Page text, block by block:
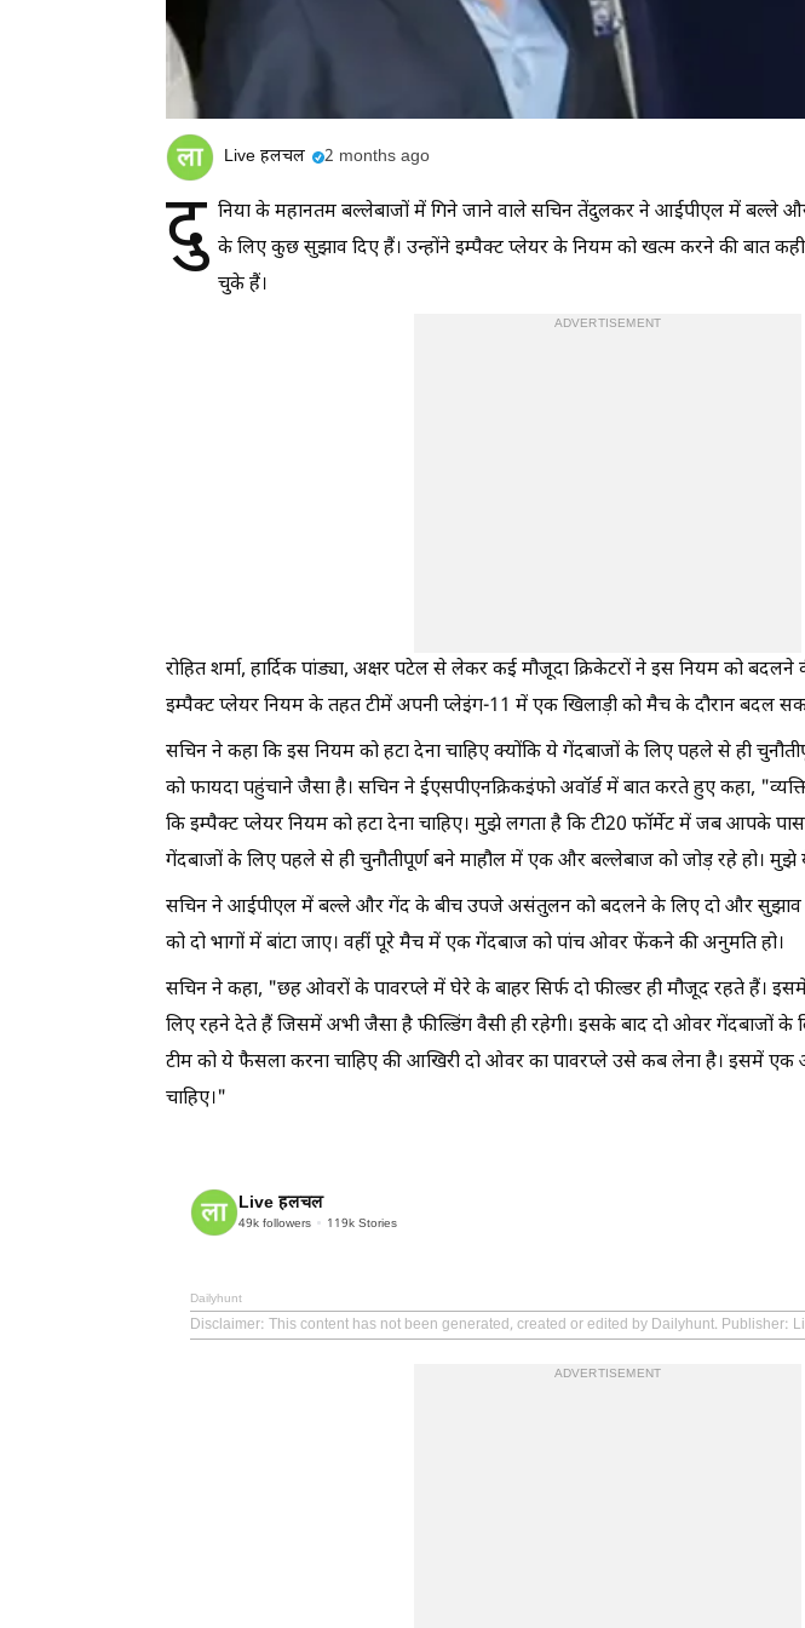
Live हलचल 2 months ago
दु निया के महानतम बल्लेबाजों में गिने जाने वाले सचिन तेंदुलकर ने आईपीएल में बल्ले और
के लिए कुछ सुझाव दिए हैं। उन्होंने इम्पैक्ट प्लेयर के नियम को खत्म करने की बात
चुके हैं।
ADVERTISEMENT
रोहित शर्मा, हार्दिक पांड्या, अक्षर पटेल से लेकर कई मौजूदा क्रिकेटरों ने इस नियम को
इम्पैक्ट प्लेयर नियम के तहत टीमें अपनी प्लेइंग-11 में एक खिलाड़ी को मैच के दौरान बदल
सचिन ने कहा कि इस नियम को हटा देना चाहिए क्योंकि ये गेंदबाजों के लिए पहले से ही
को फायदा पहुंचाने जैसा है। सचिन ने ईएसपीएनक्रिकइंफो अवॉर्ड में बात करते हुए कहा,
कि इम्पैक्ट प्लेयर नियम को हटा देना चाहिए। मुझे लगता है कि टी20 फॉर्मेट में जब आपके
गेंदबाजों के लिए पहले से ही चुनौतीपूर्ण बने माहौल में एक और बल्लेबाज को जोड़ रहे हो।
सचिन ने आईपीएल में बल्ले और गेंद के बीच उपजे असंतुलन को बदलने के लिए दो और सुझाव
को दो भागों में बांटा जाए। वहीं पूरे मैच में एक गेंदबाज को पांच ओवर फेंकने की अनुमति हो।
सचिन ने कहा, "छह ओवरों के पावरप्ले में घेरे के बाहर सिर्फ दो फील्डर ही मौजूद रहते हैं।
लिए रहने देते हैं जिसमें अभी जैसा है फील्डिंग वैसी ही रहेगी। इसके बाद दो ओवर गेंदबाजों के
टीम को ये फैसला करना चाहिए की आखिरी दो ओवर का पावरप्ले उसे कब लेना है। इसमें एक
चाहिए।"
Live हलचल
49k followers 119k Stories
Dailyhunt
Disclaimer: This content has not been generated, created or edited by Dailyhunt. Publisher:
ADVERTISEMENT